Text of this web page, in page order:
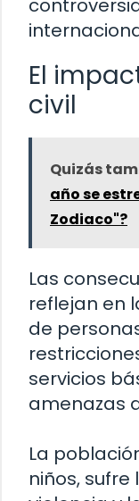
El
civil
Quizás
año se
Zodiaco"?
Las
reflejan en
de
servicios
amenazas
La
niños,